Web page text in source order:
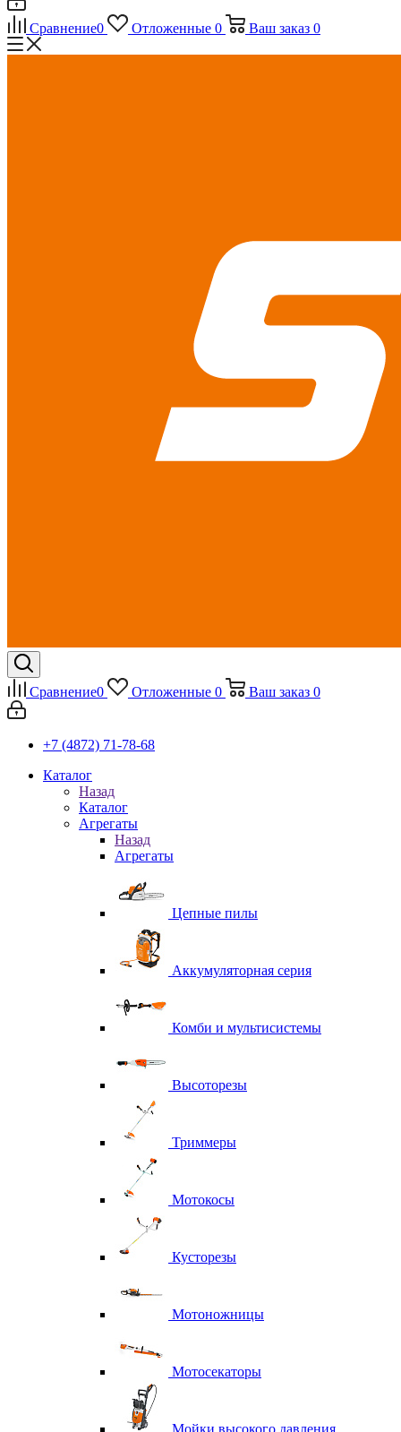
Сравнение0 Отложенные 0 Ваш заказ 0
Сравнение0 Отложенные 0 Ваш заказ 0
+7 (4872) 71-78-68
Каталог
Назад
Каталог
Агрегаты
Назад
Агрегаты
Цепные пилы
Аккумуляторная серия
Комби и мультисистемы
Высоторезы
Триммеры
Мотокосы
Кусторезы
Мотоножницы
Мотосекаторы
Мойки высокого давления